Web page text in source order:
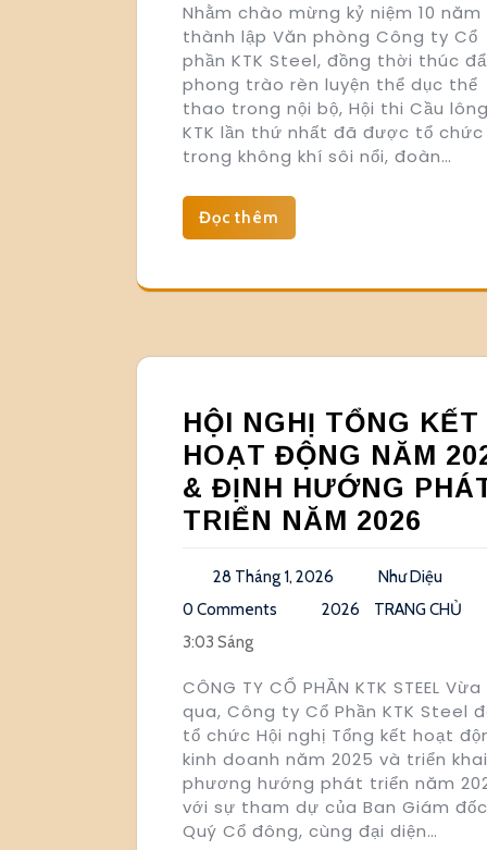
Nhằm chào mừng kỷ niệm 10 năm
thành lập Văn phòng Công ty Cổ
phần KTK Steel, đồng thời thúc
phong trào rèn luyện thể dục thể
thao trong nội bộ, Hội thi Cầu
KTK lần thứ nhất đã được tổ chức
trong không khí sôi nổi, đoàn…
Đọc thêm
HỘI NGHỊ TỔNG KẾT
HOẠT ĐỘNG NĂM
& ĐỊNH HƯỚNG
TRIỂN NĂM 2026
28 Tháng 1, 2026
Như Diệu
0 Comments
2026
TRANG CHỦ
3:03 Sáng
CÔNG TY CỔ PHẦN KTK STEEL Vừa
qua, Công ty Cổ Phần KTK Steel
tổ chức Hội nghị Tổng kết hoạt
kinh doanh năm 2025 và triển khai
phương hướng phát triển năm
với sự tham dự của Ban Giám
Quý Cổ đông, cùng đại diện…